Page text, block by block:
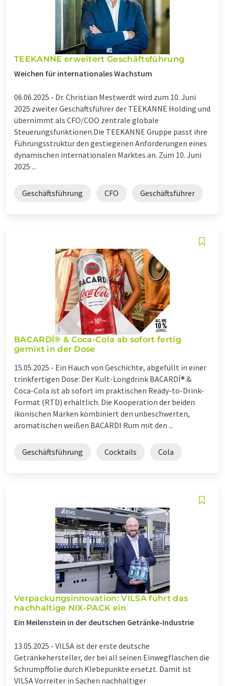
TEEKANNE erweitert Geschäftsführung
Weichen für internationales Wachstum
06.06.2025 - Dr. Christian Mestwerdt wird zum 10. Juni
2025 zweiter Geschäftsführer der TEEKANNE Holding und
übernimmt als CFO/COO zentrale globale
Steuerungsfunktionen.Die TEEKANNE Gruppe passt ihre
Führungsstruktur den gestiegenen Anforderungen eines
dynamischen internationalen Marktes an. Zum 10. Juni
2025 ...
Geschäftsführung CFO Geschäftsführer
BACARDÍ® & Coca-Cola ab sofort fertig
gemixt in der Dose
15.05.2025 - Ein Hauch von Geschichte, abgefüllt in einer
trinkfertigen Dose: Der Kult-Longdrink BACARDÍ® &
Coca-Cola ist ab sofort im praktischen Ready-to-Drink-
Format (RTD) erhältlich. Die Kooperation der beiden
ikonischen Marken kombiniert den unbeschwerten,
aromatischen weißen BACARDI Rum mit den ...
Geschäftsführung Cocktails Cola
Verpackungsinnovation: VILSA führt das
nachhaltige NIX-PACK ein
Ein Meilenstein in der deutschen Getränke-Industrie
13.05.2025 - VILSA ist der erste deutsche
Getränkehersteller, der bei all seinen Einwegflaschen die
Schrumpffolie durch Klebepunkte ersetzt. Damit ist
VILSA Vorreiter in Sachen nachhaltiger